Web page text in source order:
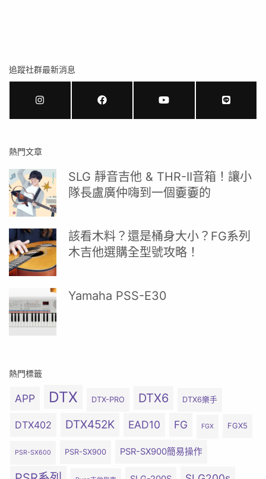
追蹤社群最新消息
熱門文章
SLG 靜音吉他 & THR-II音箱！讓小
隊長盧廣仲嗨到一個嫑嫑的
該看木料？還是桶身大小？FG系列
木吉他選購全型號攻略！
Yamaha PSS-E30
熱門標籤
APP DTX DTX-PRO DTX6 DTX6樂手
DTX402 DTX452K EAD10 FG FGX FGX5
PSR-SX600 PSR-SX900 PSR-SX900簡易操作